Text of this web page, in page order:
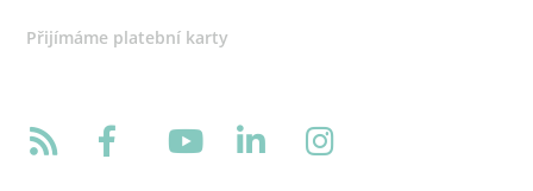
Přijímáme platební karty